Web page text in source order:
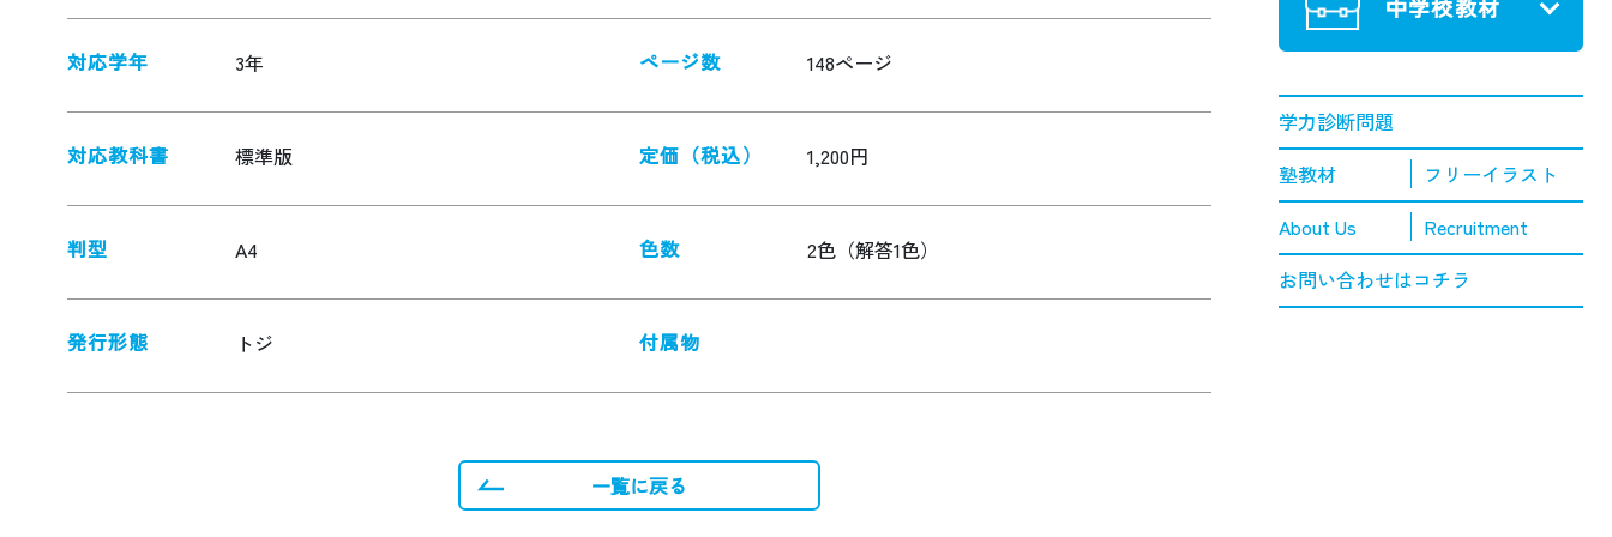
対応学年 3年 ページ数 148ページ
対応教科書 標準版 定価（税込） 1,200円
判型 A4 色数 2色（解答1色）
発行形態 トジ 付属物
一覧に戻る
中学校教材
学力診断問題
塾教材
フリーイラスト
About Us
Recruitment
お問い合わせはコチラ